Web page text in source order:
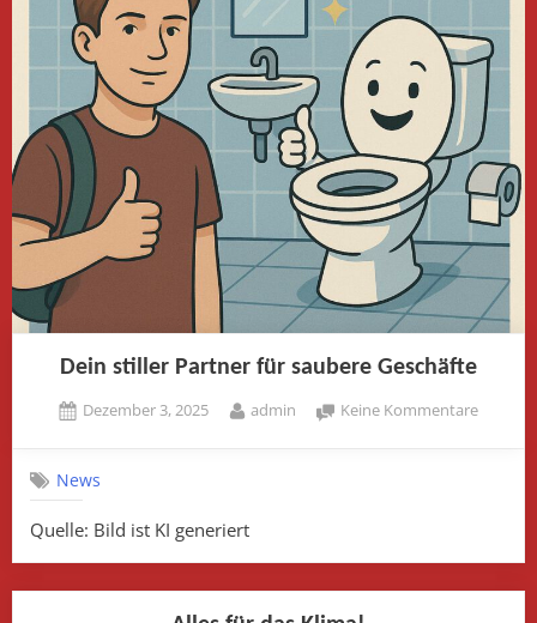
Dein stiller Partner für saubere Geschäfte
Posted
Dezember 3, 2025 By
admin Keine Kommentarezu
News
Quelle: Bild ist KI generiert